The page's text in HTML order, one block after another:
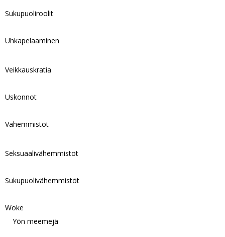
Sukupuoliroolit
Uhkapelaaminen
Veikkauskratia
Uskonnot
Vähemmistöt
Seksuaalivähemmistöt
Sukupuolivähemmistöt
Woke
Yön meemejä